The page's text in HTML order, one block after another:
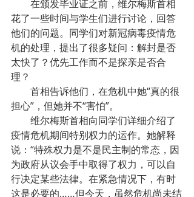
花了一些时间与学生们进行讨论，回答
他们的问题。同学们对新冠病毒疫情危
机的处理，提出了很多疑问：解封是否
太快了？优先工作而不是探亲是否合
理？
担心”，但她并不“害怕”。
疫情危机期间特别权力的运作。她解释
说：“特殊权力是不是民主制的常态，因
为政府从议会手中取得了权力，可以自
行决定某些法律。在紧急情况下，有时
这是必要的……但今天，虽然危机尚未结